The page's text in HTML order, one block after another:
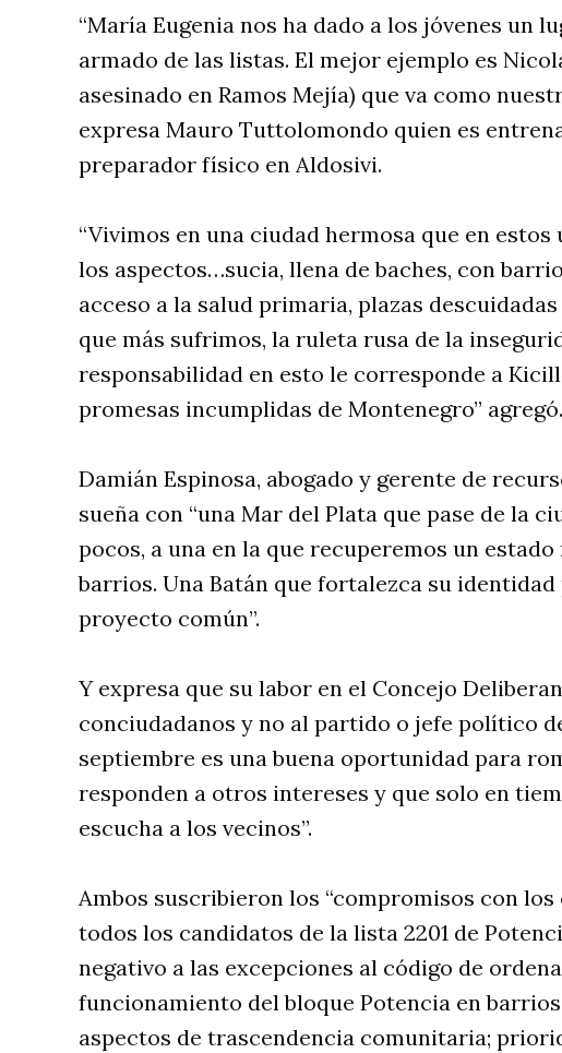
“María Eugenia nos ha dado a los jóvenes un
armado de las listas. El mejor ejemplo es
asesinado en Ramos Mejía) que va como
expresa Mauro Tuttolomondo quien es
preparador físico en Aldosivi.
“Vivimos en una ciudad hermosa que en
los aspectos…sucia, llena de baches, con
acceso a la salud primaria, plazas
que más sufrimos, la ruleta rusa de la
responsabilidad en esto le corresponde a
promesas incumplidas de Montenegro” agregó.
Damián Espinosa, abogado y gerente de
sueña con “una Mar del Plata que pase de la
pocos, a una en la que recuperemos un
barrios. Una Batán que fortalezca su
proyecto común”.
Y expresa que su labor en el Concejo
conciudadanos y no al partido o jefe político
septiembre es una buena oportunidad para
responden a otros intereses y que solo en
escucha a los vecinos”.
Ambos suscribieron los “compromisos con los
todos los candidatos de la lista 2201 de
negativo a las excepciones al código de
funcionamiento del bloque Potencia en
aspectos de trascendencia comunitaria;